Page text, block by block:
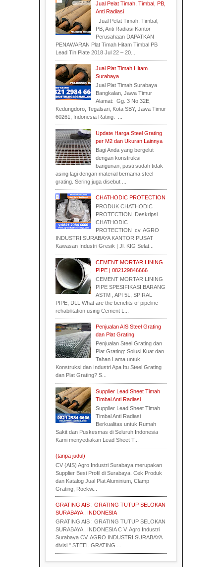
Indonesia
Supplier
Jual Pelat Timah, Timbal, PB,
Anti Radiasi
Jual Pelat Timah, Timbal,
PB, Anti Radiasi Kantor
Perusahaan DAPATKAN
PENAWARAN Plat Timah Hitam Timbal PB
Lead Tin Plate 2018 Jul 22 – 20...
Jual Plat Timah Hitam
Surabaya
Jual Plat Timah Surabaya
Bangkalan, Jawa Timur
Alamat: Gg. 3 No.32E,
Kedungdoro, Tegalsari, Kota SBY, Jawa Timur
60261, Indonesia Rating: ...
Update Harga Steel Grating
per M2 dan Ukuran Lainnya
Bagi Anda yang bergelut
dengan konstruksi
bangunan, pasti sudah tidak
asing lagi dengan material bernama steel
grating. Sering juga disebut ...
CHATHODIC PROTECTION
PRODUK CHATHODIC
PROTECTION Deskripsi
CHATHODIC
PROTECTION cv. AGRO
INDUSTRI SURABAYA KANTOR PUSAT
Kawasan Industri Gresik | Jl. KIG Selat...
CEMENT MORTAR LINING
PIPE | 082129846666
CEMENT MORTAR LINING
PIPE SPESIFIKASI BARANG
ASTM , API 5L, SPIRAL
PIPE, DLL What are the benefits of pipeline
rehabilitation using Cement L...
Penjualan AIS Steel Grating
dan Plat Grating
Penjualan Steel Grating dan
Plat Grating: Solusi Kuat dan
Tahan Lama untuk
Konstruksi dan Industri Apa Itu Steel Grating
dan Plat Grating? S...
Supplier Lead Sheet Timah
Timbal Anti Radiasi
Supplier Lead Sheet Timah
Timbal Anti Radiasi
Berkualitas untuk Rumah
Sakit dan Puskesmas di Seluruh Indonesia
Kami menyediakan Lead Sheet T...
(tanpa judul)
CV (AIS) Agro Industri Surabaya merupakan
Supplier Besi Profil di Surabaya. Cek Produk
dan Katalog Jual Plat Aluminium, Clamp
Grating, Rockw...
GRATING AIS : GRATING TUTUP SELOKAN
SURABAYA , INDONESIA
GRATING AIS : GRATING TUTUP SELOKAN
SURABAYA , INDONESIA C V. Agro Industri
Surabaya CV. AGRO INDUSTRI SURABAYA
divisi " STEEL GRATING ...